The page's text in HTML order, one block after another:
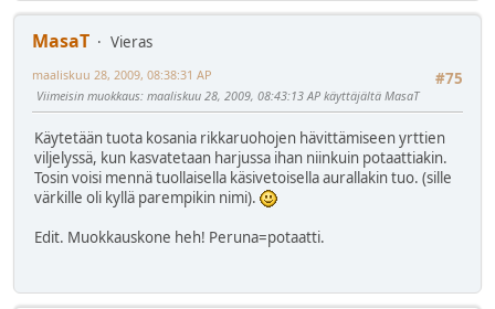
MasaT
Vieras
#75
maaliskuu 28, 2009, 08:38:31 AP
Viimeisin muokkaus: maaliskuu 28, 2009, 08:43:13 AP käyttäjältä MasaT
Käytetään tuota kosania rikkaruohojen hävittämiseen yrttien
viljelyssä, kun kasvatetaan harjussa ihan niinkuin potaattiakin.
Tosin voisi mennä tuollaisella käsivetoisella aurallakin tuo. (sille
värkille oli kyllä parempikin nimi).
Edit. Muokkauskone heh! Peruna=potaatti.